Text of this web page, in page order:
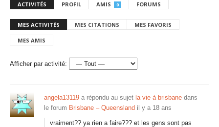
ACTIVITÉS PROFIL AMIS 0 FORUMS
MES ACTIVITÉS MES CITATIONS MES FAVORIS
MES AMIS
Afficher par activité:
angela13119 a répondu au sujet la vie à brisbane dans
le forum Brisbane – Queensland il y a 18 ans
vraiment?? ya rien a faire??? et les gens sont pas